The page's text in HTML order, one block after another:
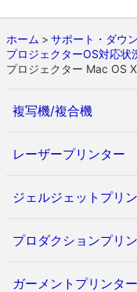
ホーム サポート・ダウ
プロジェクターOS対応状
プロジェクター Mac OS
複写機/複合機
レーザープリンター
ジェルジェットプリ
プロダクションプリ
ガーメントプリンター